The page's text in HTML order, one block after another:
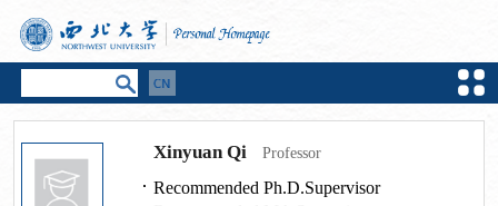
Xinyuan Qi Professor
Recommended Ph.D.Supervisor